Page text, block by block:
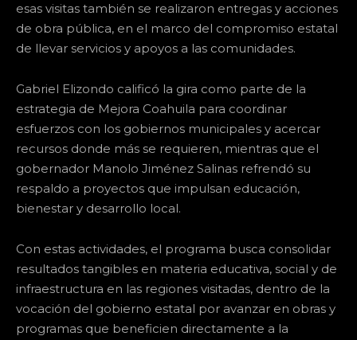
esas visitas también se realizaron entregas y acciones
de obra pública, en el marco del compromiso estatal
de llevar servicios y apoyos a las comunidades.
Gabriel Elizondo calificó la gira como parte de la
estrategia de Mejora Coahuila para coordinar
esfuerzos con los gobiernos municipales y acercar
recursos donde más se requieren, mientras que el
gobernador Manolo Jiménez Salinas refrendó su
respaldo a proyectos que impulsan educación,
bienestar y desarrollo local.
Con estas actividades, el programa busca consolidar
resultados tangibles en materia educativa, social y de
infraestructura en las regiones visitadas, dentro de la
vocación del gobierno estatal por avanzar en obras y
programas que beneficien directamente a la